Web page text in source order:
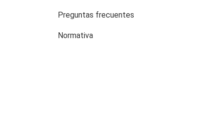
Preguntas frecuentes
Normativa